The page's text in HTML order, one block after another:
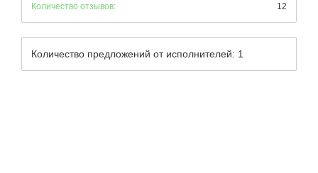
Количество отзывов:
12
Количество предложений от исполнителей: 1